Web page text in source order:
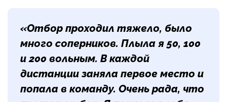
«Отбор проходил тяжело, было
много соперников. Плыла я 50, 100
и 200 вольным. В каждой
дистанции заняла первое место и
попала в команду. Очень рада, что